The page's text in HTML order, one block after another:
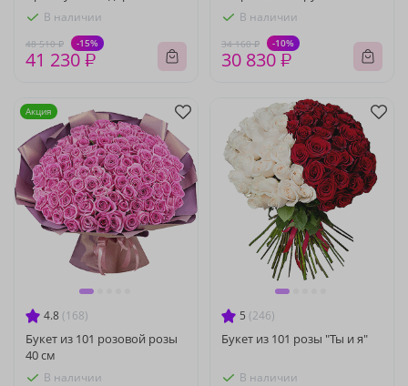
В наличии
48 510 ₽ -15%
41 230 ₽
В наличии
34 160 ₽ -10%
30 830 ₽
4.8 (168)
Букет из 101 розовой розы
40 см
В наличии
Акция
5 (246)
Букет из 101 розы "Ты и я"
В наличии